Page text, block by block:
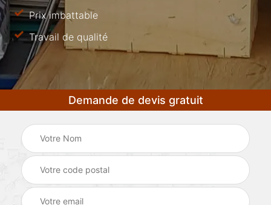
Prix imbattable
Travail de qualité
Demande de devis gratuit